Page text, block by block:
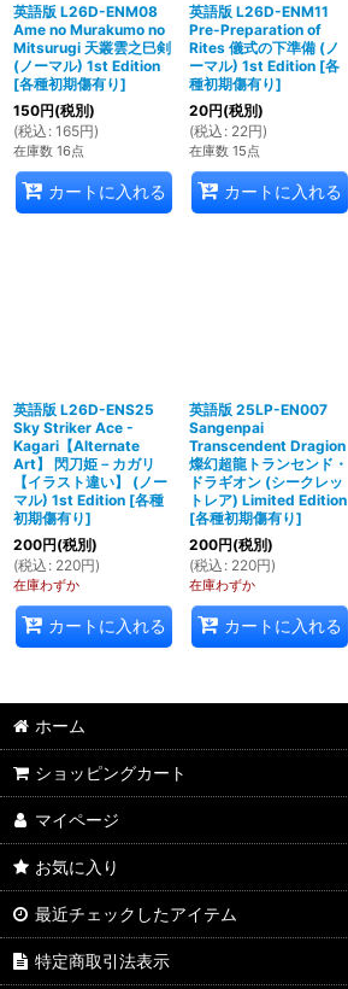
英語版 L26D-ENM08
Ame no Murakumo no
Mitsurugi 天叢雲之巳剣
(ノーマル) 1st Edition
[各種初期傷有り]
150円(税別)
(税込 : 165円)
在庫数 16点
カートに入れる
英語版 L26D-ENM11
Pre-Preparation of
Rites 儀式の下準備 (ノ
ーマル) 1st Edition [各
種初期傷有り]
20円(税別)
(税込 : 22円)
在庫数 15点
カートに入れる
英語版 L26D-ENS25
Sky Striker Ace -
Kagari【Alternate
Art】 閃刀姫－カガリ
【イラスト違い】 (ノー
マル) 1st Edition [各種
初期傷有り]
200円(税別)
(税込 : 220円)
在庫わずか
カートに入れる
英語版 25LP-EN007
Sangenpai
Transcendent Dragion
燦幻超龍トランセンド・
ドラギオン (シークレッ
トレア) Limited Edition
[各種初期傷有り]
200円(税別)
(税込 : 220円)
在庫わずか
カートに入れる
ホーム
ショッピングカート
マイページ
お気に入り
最近チェックしたアイテム
特定商取引法表示